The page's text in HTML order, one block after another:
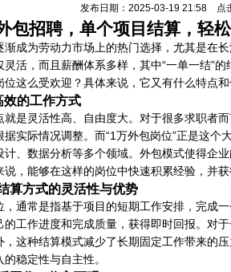
发布日期：2025-03-19 21:58 点
包招聘，单个项目结算，轻
成为劳动力市场上的热门选择，尤其是在
活，而且薪酬体系多样，其中“一单一结”
这么受欢迎？具体来说，它又有什么特点
效的工作方式
是灵活性高、自由度大。对于很多求职者
实际情况调整。而“1万外包岗位”正是这
、数据分析等多个领域。外包模式使得企
说，能够在这样的岗位中快速积累经验，并
算方式的灵活性与优势
通常是指基于项目的短期工作安排，完成
工作进度和完成质量，获得即时回报。对
，这种结算模式减少了长期固定工作带来的
稳定性与自主性。